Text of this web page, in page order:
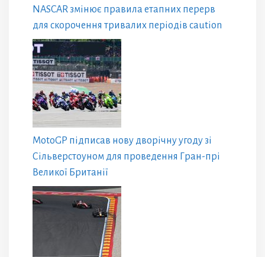
NASCAR змінює правила етапних перерв
для скорочення тривалих періодів caution
MotoGP підписав нову дворічну угоду зі
Сільверстоуном для проведення Гран-прі
Великої Британії